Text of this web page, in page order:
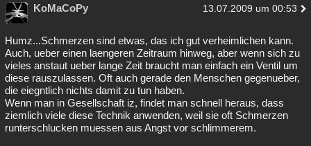
Astronomie Helpdesk Gaming Filme
Musik Clash Verbesserungen Allmystery English
Übersichten
Besucht Teilgenommen Alle Neue Geschlossen
Lesenswert Schlüsselwörter
KoMaCoPy 13.07.2009 um 00:53
Humz...Schmerzen sind etwas, das ich gut verheimlichen kann.
Auch, ueber einen laengeren Zeitraum hinweg, aber wenn sich zu
vieles anstaut ueber lange Zeit braucht man einfach ein Ventil um
diese rauszulassen. Oft auch gerade den Menschen gegenueber,
die eiegntlich nichts damit zu tun haben.
Wenn man in Gesellschaft iz, findet man schnell heraus, dass
ziemlich viele diese Technik anwenden, weil sie oft Schmerzen
runterschlucken muessen aus Angst vor schlimmerem.